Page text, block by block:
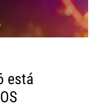
está